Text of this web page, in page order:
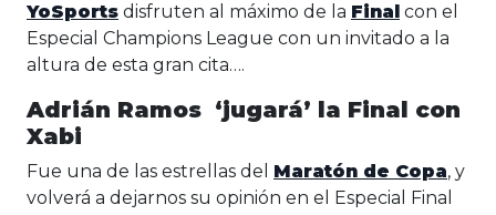
YoSports disfruten al máximo de la Final con el
Especial Champions League con un invitado a la
altura de esta gran cita….
Adrián Ramos ‘jugará’ la Final con
Xabi
Fue una de las estrellas del Maratón de Copa, y
volverá a dejarnos su opinión en el Especial Final